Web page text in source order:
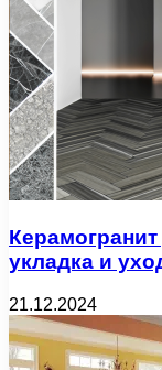
укладка и
21.12.2024